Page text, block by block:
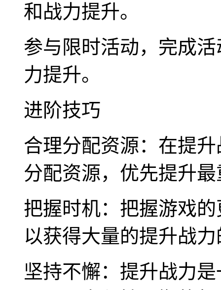
和战力提升。
参与限时活动，完成
力提升。
进阶技巧
合理分配资源：在提
分配资源，优先提升
把握时机：把握游戏
以获得大量的提升战
坚持不懈：提升战力